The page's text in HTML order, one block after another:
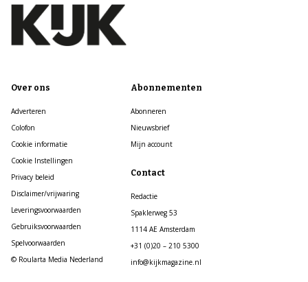
Over ons
Adverteren
Colofon
Cookie informatie
Cookie Instellingen
Privacy beleid
Disclaimer/vrijwaring
Leveringsvoorwaarden
Gebruiksvoorwaarden
Spelvoorwaarden
© Roularta Media Nederland
Abonnementen
Abonneren
Nieuwsbrief
Mijn account
Contact
Redactie
Spaklerweg 53
1114 AE Amsterdam
+31 (0)20 – 210 5300
info@kijkmagazine.nl